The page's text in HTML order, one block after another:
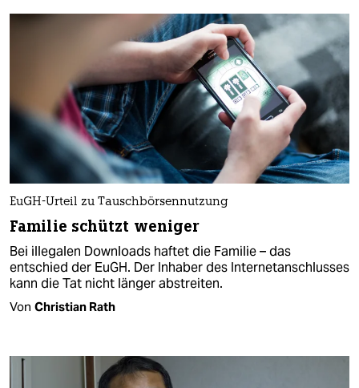
EuGH-Urteil zu Tauschbörsennutzung
Familie schützt weniger
Bei illegalen Downloads haftet die Familie – das
entschied der EuGH. Der Inhaber des Internetanschlusses
kann die Tat nicht länger abstreiten.
Von Christian Rath